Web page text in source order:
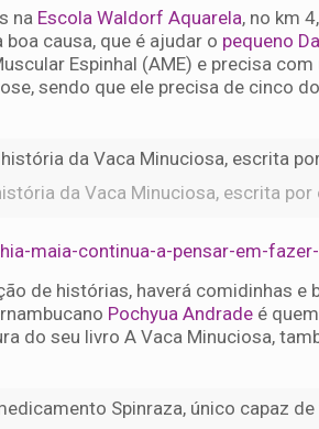
na Escola Waldorf Aquarela, no km
causa, que é ajudar o pequeno
Espinhal (AME) e precisa com
sendo que ele precisa de cinco
da Vaca Minuciosa, escrita por
maia-continua-a-pensar-em-
de histórias, haverá comidinhas e
Pochyua Andradeé
do seu livro A Vaca Minuciosa,